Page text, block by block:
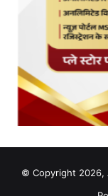
© Copyright 2026,